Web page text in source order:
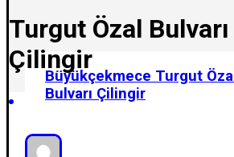
Turgut Özal Bulvarı
Çilingir
Büyükçekmece Turgut Özal
Bulvarı Çilingir